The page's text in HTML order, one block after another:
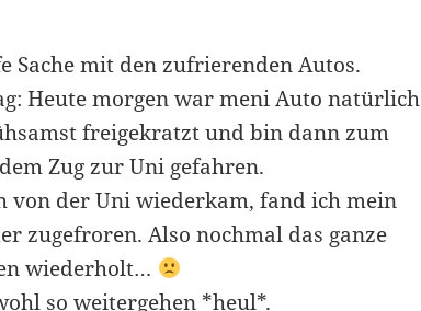
Sache mit den zufrierenden Autos.
Heute morgen war meni Auto natürlich
freigekratzt und bin dann zum
Zug zur Uni gefahren.
von der Uni wiederkam, fand ich mein
zugefroren. Also nochmal das ganze
wiederholt…
so weitergehen *heul*.